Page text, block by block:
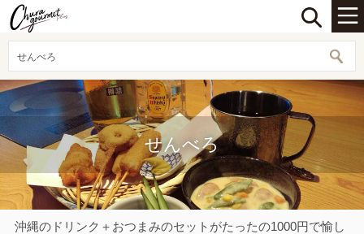
せんべろ
せんべろ
沖縄のドリンク＋おつまみのセットがたったの1000円で愉し